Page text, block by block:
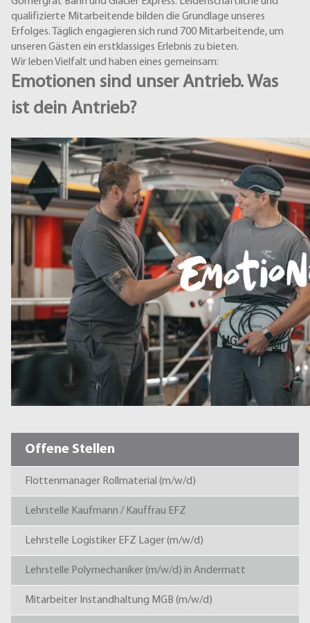
qualifizierte Mitarbeitende bilden die Grundlage unseres
Erfolges. Täglich engagieren sich rund 700 Mitarbeitende, um
unseren Gästen ein erstklassiges Erlebnis zu bieten.
Wir leben Vielfalt und haben eines gemeinsam:
Emotionen sind unser Antrieb. Was
ist dein Antrieb?
Offene Stellen
Flottenmanager Rollmaterial (m/w/d)
Lehrstelle Kaufmann / Kauffrau EFZ
Lehrstelle Logistiker EFZ Lager (m/w/d)
Lehrstelle Polymechaniker (m/w/d) in Andermatt
Mitarbeiter Instandhaltung MGB (m/w/d)